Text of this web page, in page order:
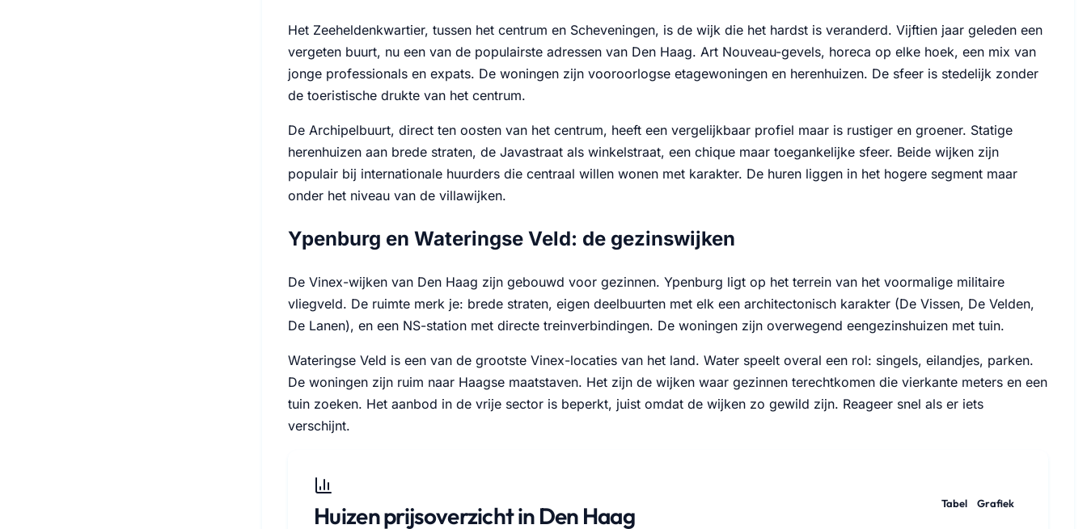
Het Zeeheldenkwartier, tussen het centrum en Scheveningen, is de wijk die het hardst is veranderd. Vijftien jaar geleden een
vergeten buurt, nu een van de populairste adressen van Den Haag. Art Nouveau-gevels, horeca op elke hoek, een mix van
jonge professionals en expats. De woningen zijn vooroorlogse etagewoningen en herenhuizen. De sfeer is stedelijk zonder
de toeristische drukte van het centrum.
De Archipelbuurt, direct ten oosten van het centrum, heeft een vergelijkbaar profiel maar is rustiger en groener. Statige
herenhuizen aan brede straten, de Javastraat als winkelstraat, een chique maar toegankelijke sfeer. Beide wijken zijn
populair bij internationale huurders die centraal willen wonen met karakter. De huren liggen in het hogere segment maar
onder het niveau van de villawijken.
Ypenburg en Wateringse Veld: de gezinswijken
De Vinex-wijken van Den Haag zijn gebouwd voor gezinnen. Ypenburg ligt op het terrein van het voormalige militaire
vliegveld. De ruimte merk je: brede straten, eigen deelbuurten met elk een architectonisch karakter (De Vissen, De Velden,
De Lanen), en een NS-station met directe treinverbindingen. De woningen zijn overwegend eengezinshuizen met tuin.
Wateringse Veld is een van de grootste Vinex-locaties van het land. Water speelt overal een rol: singels, eilandjes, parken.
De woningen zijn ruim naar Haagse maatstaven. Het zijn de wijken waar gezinnen terechtkomen die vierkante meters en een
tuin zoeken. Het aanbod in de vrije sector is beperkt, juist omdat de wijken zo gewild zijn. Reageer snel als er iets
verschijnt.
Huizen prijsoverzicht in Den Haag Tabel Grafiek